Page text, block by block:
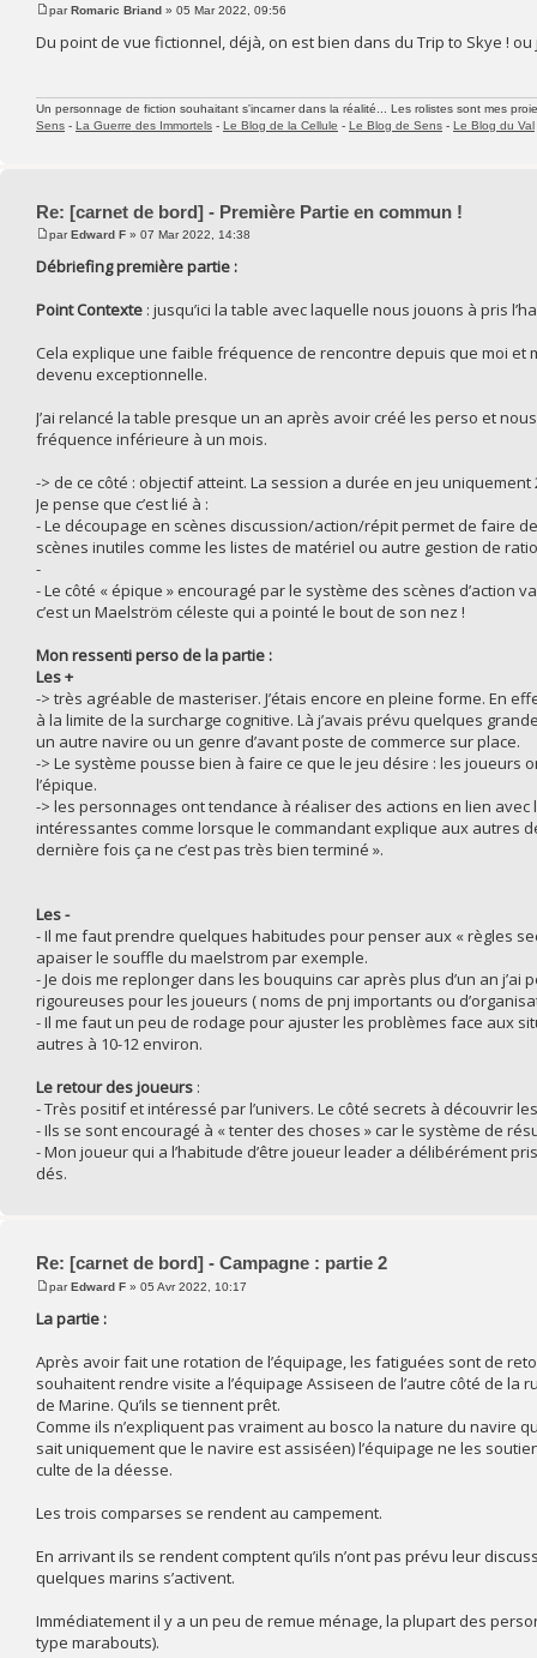
parRomaric Briand » 05 Mar 2022, 09:56
Du point de vue fictionnel, déjà, on est bien dans du Trip to Skye ! ou
Un personnage de fiction souhaitant s'incarner dans la réalité... Les rolistes sont mes
Sens - La Guerre des Immortels - Le Blog de la Cellule - Le Blog de Sens - Le Blog du Val
Re: [carnet de bord] - Première Partie en commun !
parEdward F » 07 Mar 2022, 14:38
Débriefing première partie :
Point Contexte : jusqu’ici la table avec laquelle nous jouons à pris
Cela explique une faible fréquence de rencontre depuis que moi
devenu exceptionnelle.
J’ai relancé la table presque un an après avoir créé les perso et
fréquence inférieure à un mois.
-> de ce côté : objectif atteint. La session a durée en jeu
Je pense que c’est lié à :
- Le découpage en scènes discussion/action/répit permet de faire
scènes inutiles comme les listes de matériel ou autre gestion de
-
- Le côté « épique » encouragé par le système des scènes d’action
c’est un Maelström céleste qui a pointé le bout de son nez !
Mon ressenti perso de la partie :
Les +
-> très agréable de masteriser. J’étais encore en pleine forme. En
à la limite de la surcharge cognitive. Là j’avais prévu quelques
un autre navire ou un genre d’avant poste de commerce sur place.
-> Le système pousse bien à faire ce que le jeu désire : les joueurs
l’épique.
-> les personnages ont tendance à réaliser des actions en lien
intéressantes comme lorsque le commandant explique aux autres
dernière fois ça ne c’est pas très bien terminé ».
Les -
- Il me faut prendre quelques habitudes pour penser aux « règles
apaiser le souffle du maelstrom par exemple.
- Je dois me replonger dans les bouquins car après plus d’un an
rigoureuses pour les joueurs ( noms de pnj importants ou
- Il me faut un peu de rodage pour ajuster les problèmes face aux
autres à 10-12 environ.
Le retour des joueurs :
- Très positif et intéressé par l’univers. Le côté secrets à découvrir
- Ils se sont encouragé à « tenter des choses » car le système de
- Mon joueur qui a l’habitude d’être joueur leader a délibérément
dés.
Re: [carnet de bord] - Campagne : partie 2
parEdward F » 05 Avr 2022, 10:17
La partie :
Après avoir fait une rotation de l’équipage, les fatiguées sont de
souhaitent rendre visite a l’équipage Assiseen de l’autre côté de
de Marine. Qu’ils se tiennent prêt.
Comme ils n’expliquent pas vraiment au bosco la nature du navire
sait uniquement que le navire est assiséen) l’équipage ne les
culte de la déesse.
Les trois comparses se rendent au campement.
En arrivant ils se rendent comptent qu’ils n’ont pas prévu leur
quelques marins s’activent.
Immédiatement il y a un peu de remue ménage, la plupart des
type marabouts).